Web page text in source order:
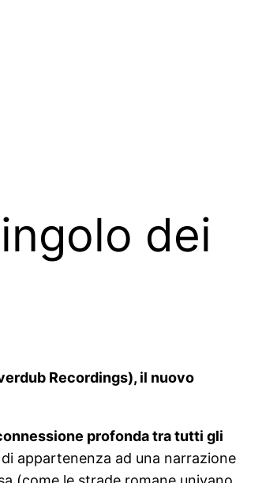
dei
Recordings), il nuovo
profonda tra tutti gli
appartenenza ad una narrazione